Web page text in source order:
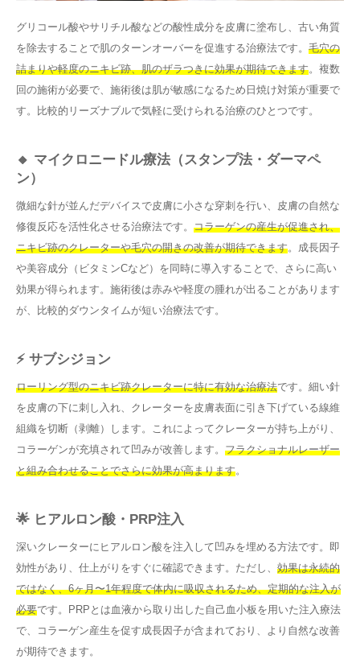
グリコール酸やサリチル酸などの酸性成分を皮膚に塗布し、古い角質
を除去することで肌のターンオーバーを促進する治療法です。 毛穴の
詰まりや軽度のニキビ跡、肌のザラつきに効果が期待できます。複数
回の施術が必要で、施術後は肌が敏感になるため日焼け対策が重要で
す。比較的リーズナブルで気軽に受けられる治療のひとつです。
🔸 マイクロニードル療法（スタンプ法・ダーマペ
ン）
微細な針が並んだデバイスで皮膚に小さな穿刺を行い、皮膚の自然な
修復反応を活性化させる治療法です。 コラーゲンの産生が促進され、
ニキビ跡のクレーターや毛穴の開きの改善が期待できます。成長因子
や美容成分（ビタミンCなど）を同時に導入することで、さらに高い
効果が得られます。施術後は赤みや軽度の腫れが出ることがあります
が、比較的ダウンタイムが短い治療法です。
⚡ サブシジョン
ローリング型のニキビ跡クレーターに特に有効な治療法です。細い針
を皮膚の下に刺し入れ、クレーターを皮膚表面に引き下げている線維
組織を切断（剥離）します。これによってクレーターが持ち上がり、
コラーゲンが充填されて凹みが改善します。 フラクショナルレーザー
と組み合わせることでさらに効果が高まります。
🌟 ヒアルロン酸・PRP注入
深いクレーターにヒアルロン酸を注入して凹みを埋める方法です。即
効性があり、仕上がりをすぐに確認できます。ただし、 効果は永続的
ではなく、6ヶ月〜1年程度で体内に吸収されるため、定期的な注入が
必要です。PRPとは血液から取り出した自己血小板を用いた注入療法
で、コラーゲン産生を促す成長因子が含まれており、より自然な改善
が期待できます。